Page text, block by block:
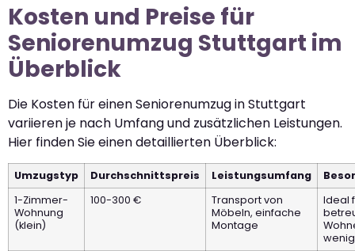
Kosten und Preise für
Seniorenumzug Stuttgart im
Überblick
Die Kosten für einen Seniorenumzug in Stuttgart
variieren je nach Umfang und zusätzlichen Leistungen.
Hier finden Sie einen detaillierten Überblick:
Umzugstyp Durchschnittspreis Leistungsumfang
1-Zimmer-
Wohnung
(klein)
100-300 €
Transport von
Möbeln, einfache
Montage
Ideal